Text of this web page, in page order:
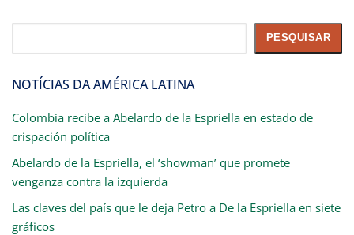
PESQUISAR
NOTÍCIAS DA AMÉRICA LATINA
Colombia recibe a Abelardo de la Espriella en estado de
crispación política
Abelardo de la Espriella, el ‘showman’ que promete
venganza contra la izquierda
Las claves del país que le deja Petro a De la Espriella en siete
gráficos